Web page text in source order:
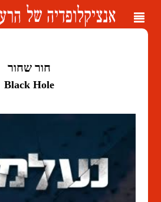
Toggle
חור שחור
Black Hole